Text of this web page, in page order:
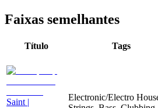
Faixas semelhantes
Título Tags
Saint |
Electronic/Electro